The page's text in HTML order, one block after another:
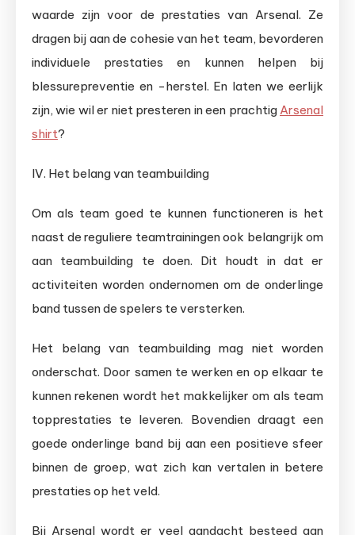
waarde zijn voor de prestaties van Arsenal. Ze
dragen bij aan de cohesie van het team, bevorderen
individuele prestaties en kunnen helpen bij
blessurepreventie en -herstel. En laten we eerlijk
zijn, wie wil er niet presteren in een prachtigArsenal
shirt?
IV. Het belang van teambuilding
Om als team goed te kunnen functioneren is het
naast de reguliere teamtrainingen ook belangrijk om
aan teambuilding te doen. Dit houdt in dat er
activiteiten worden ondernomen om de onderlinge
band tussen de spelers te versterken.
Het belang van teambuilding mag niet worden
onderschat. Door samen te werken en op elkaar te
kunnen rekenen wordt het makkelijker om als team
topprestaties te leveren. Bovendien draagt een
goede onderlinge band bij aan een positieve sfeer
binnen de groep, wat zich kan vertalen in betere
prestaties op het veld.
Bij Arsenal wordt er veel aandacht besteed aan